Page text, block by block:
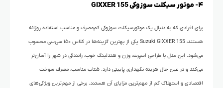
۴- موتور سیکلت سوزوکی GIXXER 155
برای افرادی که به دنبال یک موتورسیکلت سوزوکی کم‌مصرف و مناسب استفاده روزانه
هستند، Suzuki GIXXER 155 یکی از بهترین گزینه‌ها در کلاس ۱۵۰ سی‌سی محسوب
می‌شود. این مدل با طراحی اسپرت، وزن و هندلینگ خوب، رانندگی در شهر را آسان‌تر
می‌کند و در عین حال هزینه نگهداری پایینی دارد. شتاب مناسب، مصرف سوخت
اقتصادی و استهلاک کم از مهم‌ترین مزایای آن هستند. برخی از مهم‌ترین ویژگی‌های